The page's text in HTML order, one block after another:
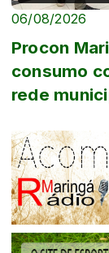
06/08/2026
Procon
consumo
rede